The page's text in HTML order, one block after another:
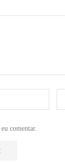
comentar.